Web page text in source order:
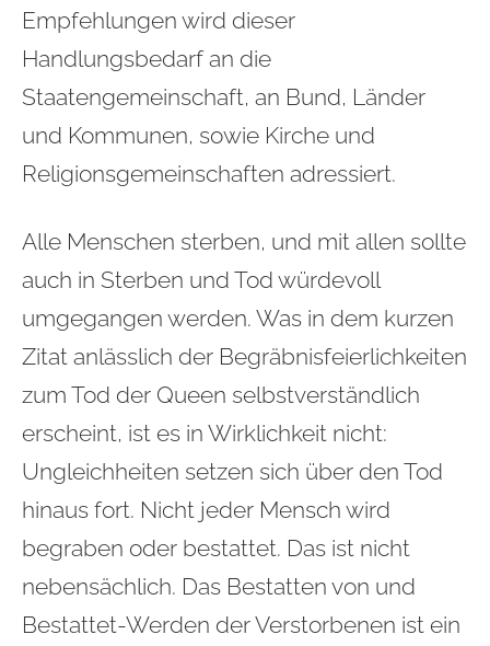
Empfehlungen wird dieser
Handlungsbedarf an die
Staatengemeinschaft, an Bund, Länder
und Kommunen, sowie Kirche und
Religionsgemeinschaften adressiert.
Alle Menschen sterben, und mit allen sollte
auch in Sterben und Tod würdevoll
umgegangen werden. Was in dem kurzen
Zitat anlässlich der Begräbnisfeierlichkeiten
zum Tod der Queen selbstverständlich
erscheint, ist es in Wirklichkeit nicht:
Ungleichheiten setzen sich über den Tod
hinaus fort. Nicht jeder Mensch wird
begraben oder bestattet. Das ist nicht
nebensächlich. Das Bestatten von und
Bestattet-Werden der Verstorbenen ist ein